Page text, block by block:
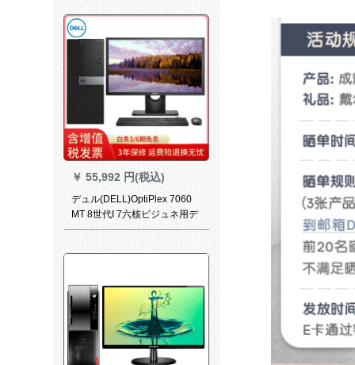
イ16 G 1 T+256固体1050 Ti-4
Gを持っています。
￥ 55,992 円(税込)
デュル(DELL)OptiPlex 7060
MT 8世代I 7六核ビジュネ用デ
ュッセホ-ピジョン7-8700本台